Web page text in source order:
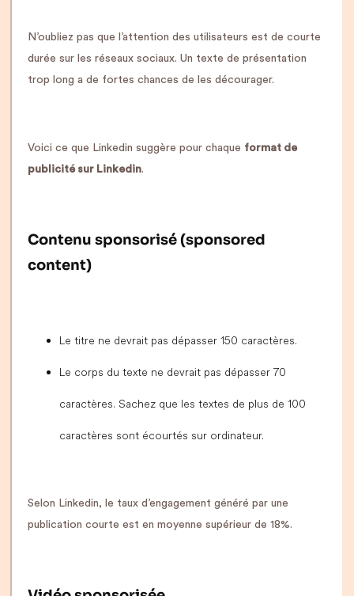
N’oubliez pas que l’attention des utilisateurs est de courte
durée sur les réseaux sociaux. Un texte de présentation
trop long a de fortes chances de les décourager.
Voici ce que Linkedin suggère pour chaque format de
publicité sur Linkedin.
Contenu sponsorisé (sponsored
content)
Le titre ne devrait pas dépasser 150 caractères.
Le corps du texte ne devrait pas dépasser 70
caractères. Sachez que les textes de plus de 100
caractères sont écourtés sur ordinateur.
Selon Linkedin, le taux d’engagement généré par une
publication courte est en moyenne supérieur de 18%.